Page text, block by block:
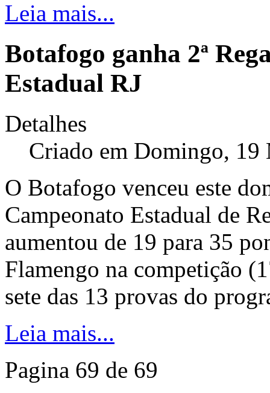
Leia mais...
Botafogo ganha 2ª
Estadual RJ
Detalhes
Criado em Domingo,
O Botafogo venceu este
Campeonato Estadual de
aumentou de 19 para 35
Flamengo na competição
sete das 13 provas do
Leia mais...
Pagina 69 de 69